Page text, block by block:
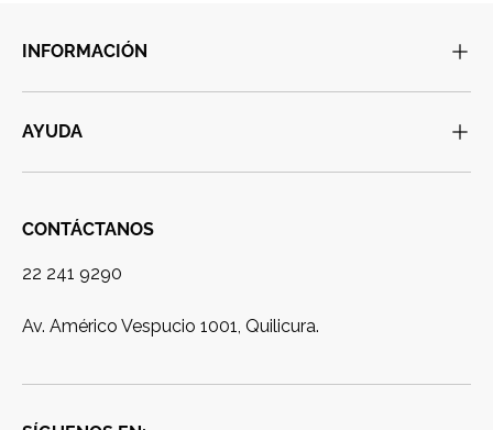
INFORMACIÓN
AYUDA
CONTÁCTANOS
22 241 9290
Av. Américo Vespucio 1001, Quilicura.